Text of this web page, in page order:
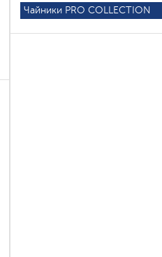
Чайники PRO COLLECTION